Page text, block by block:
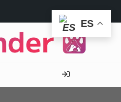
ES